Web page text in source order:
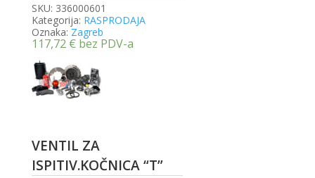
SKU: 336000601
Kategorija: RASPRODAJA
Oznaka: Zagreb
117,72 € bez PDV-a
VENTIL ZA
ISPITIV.KOČNICA “T”